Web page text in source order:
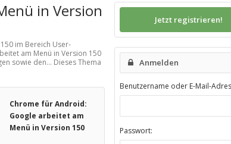
in Version
im Bereich User-
am Menü in Version 150
sowie den... Dieses Thema
Chrome für Android:
Google arbeitet am
Menü in Version 150
Jetzt registrieren!
Anmelden
Benutzername oder E-Mail-
Passwort: